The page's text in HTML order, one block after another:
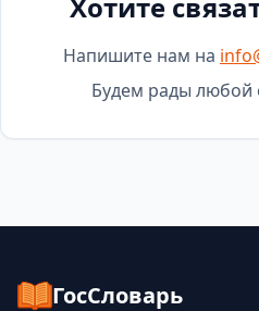
Напишите нам на
Будем рады любой
ГосСловарь